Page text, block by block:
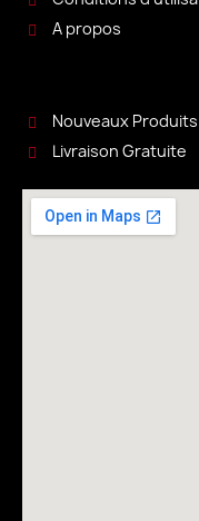
A propos
Nouveaux Produits
Livraison Gratuite